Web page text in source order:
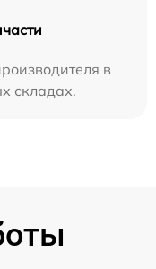
в
складах.